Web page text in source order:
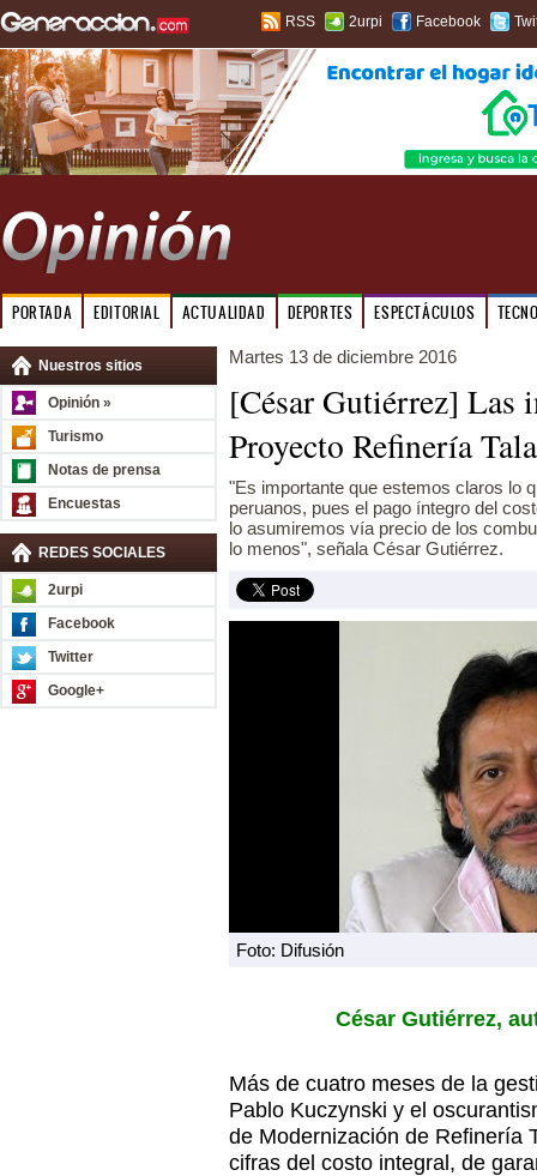
RSS 2urpi Facebook
PORTADA EDITORIAL ACTUALIDAD DEPORTES ESPECTÁCULOS
Nuestros sitios
Opinión »
Turismo
Notas de prensa
Encuestas
REDES SOCIALES
2urpi
Facebook
Twitter
Google+
Martes 13 de diciembre 2016
[César Gutiérrez] Las
Proyecto Refinería
"Es importante que estemos claros lo
peruanos, pues el pago íntegro del
lo asumiremos vía precio de los
lo menos", señala César Gutiérrez.
Foto: Difusión
César Gutiérrez,
Más de cuatro meses de la
Pablo Kuczynski y el
de Modernización de Refinería
cifras del costo integral, de